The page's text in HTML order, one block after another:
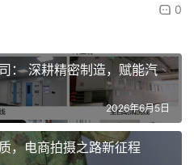
0
： 深耕精密制造，赋能汽
2026年6月5日
，电商拍摄之路新征程